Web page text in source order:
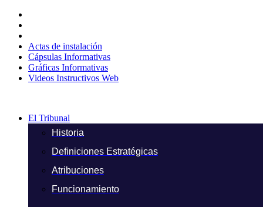
contenido
Actas de instalación
Cápsulas Informativas
Gráficas Informativas
Videos Instructivos Web
El Tribunal
Historia
Definiciones Estratégicas
Atribuciones
Funcionamiento